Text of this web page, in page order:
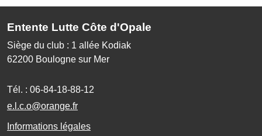
Entente Lutte Côte d'Opale
Siège du club : 1 allée Kodiak
62200 Boulogne sur Mer
Tél. : 06-84-18-88-12
e.l.c.o@orange.fr
Informations légales